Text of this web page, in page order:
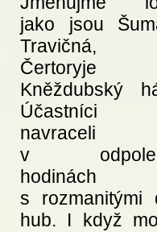
jako jsou
Travičná,
Čertoryje
Kněždubský
navraceli
v
hodinách
s rozmanitými
hub. I když